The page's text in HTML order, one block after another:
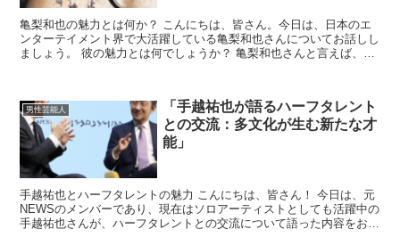
亀梨和也の魅力とは何か？ こんにちは、皆さん。今日は、日本のエ
ンターテイメント界で大活躍している亀梨和也さんについてお話しし
ましょう。 彼の魅力とは何でしょうか？ 亀梨和也さんと言えば、そ
男性芸能人
「手越祐也が語るハーフタレント
との交流：多文化が生む新たな才
能」
手越祐也とハーフタレントの魅力 こんにちは、皆さん！ 今日は、元
NEWSのメンバーであり、現在はソロアーティストとしても活躍中の
手越祐也さんが、ハーフタレントとの交流について語った内容をお届